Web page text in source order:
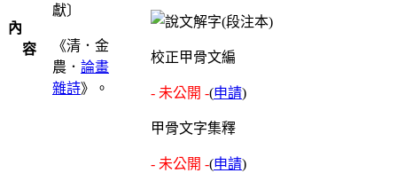
內
容
獻〕
《清．金
農． 論畫
雜詩》。
校正甲骨文編
- 未公開 -(申請)
甲骨文字集釋
- 未公開 -(申請)